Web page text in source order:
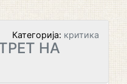
Категорија: критика
НА